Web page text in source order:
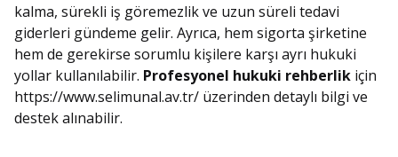
kalma, sürekli iş göremezlik ve uzun süreli tedavi
giderleri gündeme gelir. Ayrıca, hem sigorta şirketine
hem de gerekirse sorumlu kişilere karşı ayrı hukuki
yollar kullanılabilir. Profesyonel hukuki rehberlik için
https://www.selimunal.av.tr/ üzerinden detaylı bilgi ve
destek alınabilir.